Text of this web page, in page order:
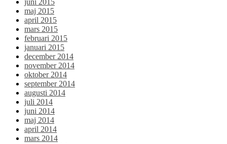
juni 2015
maj 2015
april 2015
mars 2015
februari 2015
januari 2015
december 2014
november 2014
oktober 2014
september 2014
augusti 2014
juli 2014
juni 2014
maj 2014
april 2014
mars 2014